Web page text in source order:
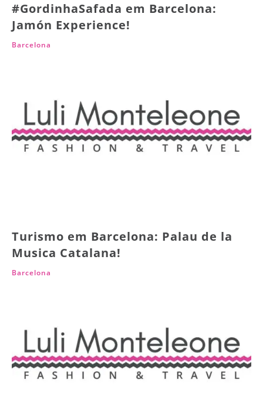
#GordinhaSafada em Barcelona:
Jamón Experience!
Barcelona
Turismo em Barcelona: Palau de la
Musica Catalana!
Barcelona